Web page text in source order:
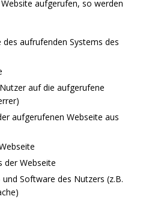
aufgerufen, so werden
aufrufenden Systems des
auf die aufgerufene
aufgerufenen Webseite aus
der Webseite
Software des Nutzers (z.B.